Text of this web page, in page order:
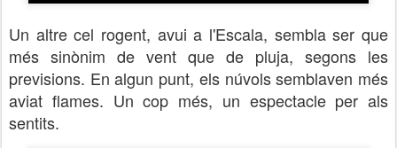
Un altre cel rogent, avui a l'Escala, sembla ser que
més sinònim de vent que de pluja, segons les
previsions. En algun punt, els núvols semblaven més
aviat flames. Un cop més, un espectacle per als
sentits.